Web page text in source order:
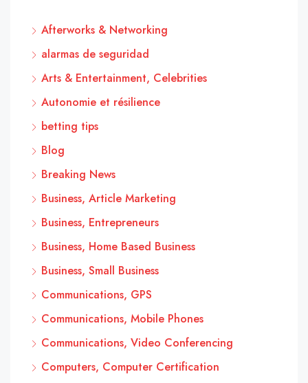
Afterworks & Networking
alarmas de seguridad
Arts & Entertainment, Celebrities
Autonomie et résilience
betting tips
Blog
Breaking News
Business, Article Marketing
Business, Entrepreneurs
Business, Home Based Business
Business, Small Business
Communications, GPS
Communications, Mobile Phones
Communications, Video Conferencing
Computers, Computer Certification